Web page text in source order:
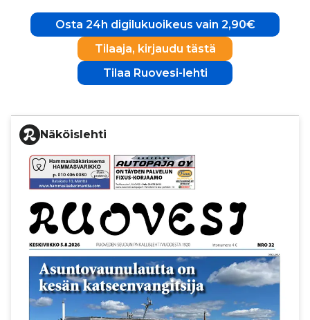
Osta 24h digilukuoikeus vain 2,90€
Tilaaja, kirjaudu tästä
Tilaa Ruovesi-lehti
Näköislehti